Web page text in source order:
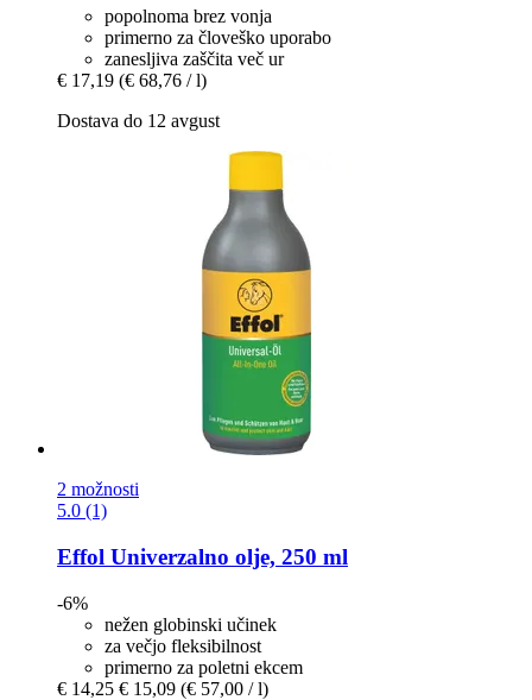
popolnoma brez vonja
primerno za človeško uporabo
zanesljiva zaščita več ur
€ 17,19 (€ 68,76 / l)
Dostava do 12 avgust
2 možnosti
5.0 (1)
Effol Univerzalno olje, 250 ml
-6%
nežen globinski učinek
za večjo fleksibilnost
primerno za poletni ekcem
€ 14,25 € 15,09 (€ 57,00 / l)